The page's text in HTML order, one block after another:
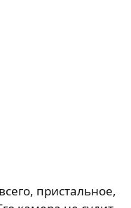
пристальное,